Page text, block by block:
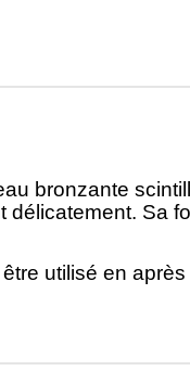
bronzante
Sa
utilisé en après